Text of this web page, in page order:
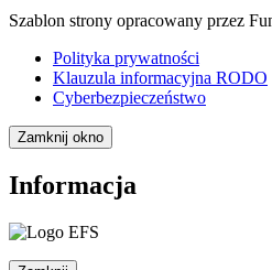
Szablon strony opracowany przez
Polityka prywatności
Klauzula informacyjna RODO
Cyberbezpieczeństwo
Zamknij okno
Informacja